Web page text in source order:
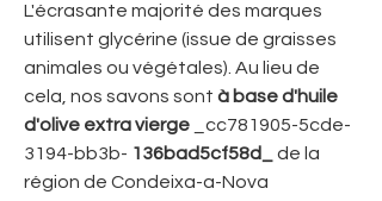
L'écrasante majorité des marques
utilisent glycérine (issue de graisses
animales ou végétales). Au lieu de
cela, nos savons sont à base d'huile
d'olive extra vierge _cc781905-5cde-
3194-bb3b- 136bad5cf58d_
de la
région de Condeixa-a-Nova